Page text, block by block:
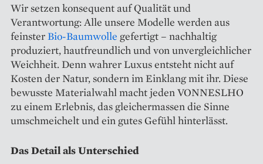
Wir setzen konsequent auf Qualität und
Verantwortung: Alle unsere Modelle werden aus
feinsterBio-Baumwolle gefertigt – nachhaltig
produziert, hautfreundlich und von unvergleichlicher
Weichheit. Denn wahrer Luxus entsteht nicht auf
Kosten der Natur, sondern im Einklang mit ihr. Diese
bewusste Materialwahl macht jeden VONNESLHO
zu einem Erlebnis, das gleichermassen die Sinne
umschmeichelt und ein gutes Gefühl hinterlässt.
Das Detail als Unterschied